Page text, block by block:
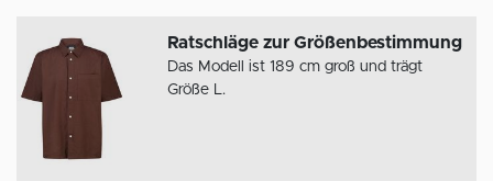
Ratschläge zur Größenbestimmung
Das Modell ist 189 cm groß und trägt
Größe L.